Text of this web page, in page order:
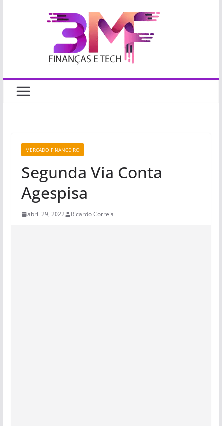
MERCADO FINANCEIRO
Segunda Via Conta
Agespisa
abril 29, 2022 Ricardo Correia